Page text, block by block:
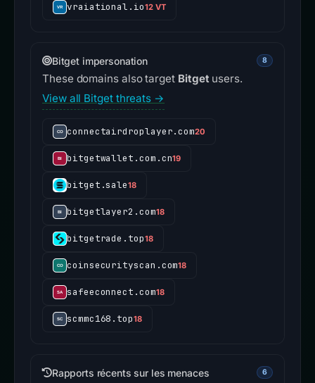
vraiational.io12 VT
Bitget impersonation 8
These domains also target Bitgetusers.
View all Bitget threats →
connectairdroplayer.com20
bitgetwallet.com.cn19
bitget.sale18
bitgetlayer2.com18
bitgetrade.top18
coinsecurityscan.com18
safeeconnect.com18
scmmc168.top18
Rapports récents sur les menaces 6